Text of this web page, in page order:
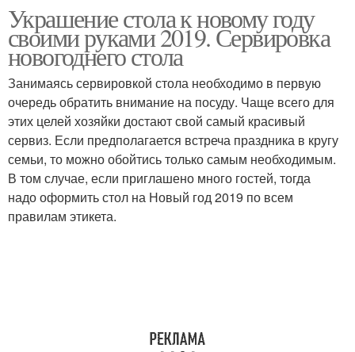
Украшение стола к новому году
своими руками 2019. Сервировка
новогоднего стола
Занимаясь сервировкой стола необходимо в первую
очередь обратить внимание на посуду. Чаще всего для
этих целей хозяйки достают свой самый красивый
сервиз. Если предполагается встреча праздника в кругу
семьи, то можно обойтись только самым необходимым.
В том случае, если приглашено много гостей, тогда
надо оформить стол на Новый год 2019 по всем
правилам этикета.